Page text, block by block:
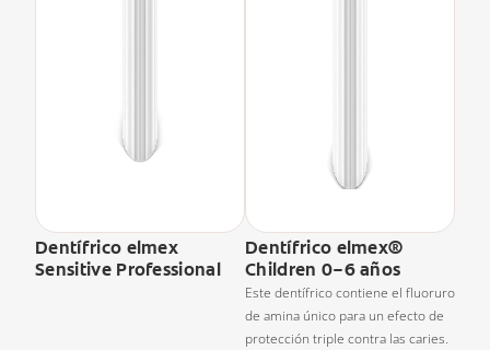
Dentífrico elmex
Sensitive Professional
Dentífrico elmex®
Children 0–6 años
Este dentífrico contiene el fluoruro
de amina único para un efecto de
protección triple contra las caries.